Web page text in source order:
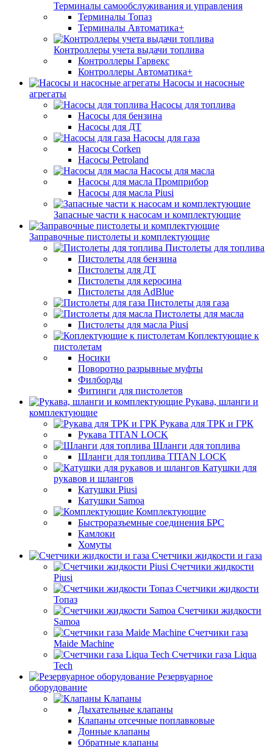
Терминалы самообслуживания и управления
Терминалы Топаз
Терминалы Автоматика+
Контроллеры учета выдачи топлива
Контроллеры Гарвекс
Контроллеры Автоматика+
Насосы и насосные
агрегаты
Насосы для топлива
Насосы для бензина
Насосы для ДТ
Насосы для газа
Насосы Corken
Насосы Petroland
Насосы для масла
Насосы для масла Промприбор
Насосы для масла Piusi
Запасные части к насосам и комплектующие
Заправочные пистолеты и комплектующие
Пистолеты для топлива
Пистолеты для бензина
Пистолеты для ДТ
Пистолеты для керосина
Пистолеты для AdBlue
Пистолеты для газа
Пистолеты для масла
Пистолеты для масла Piusi
Коплектующие к
пистолетам
Носики
Поворотно разрывные муфты
Филборды
Фитинги для пистолетов
Рукава, шланги и
комплектующие
Рукава для ТРК и ГРК
Рукава TITAN LOCK
Шланги для топлива
Шланги для топлива TITAN LOCK
Катушки для
рукавов и шлангов
Катушки Piusi
Катушки Samoa
Комплектующие
Быстроразъемные соединения БРС
Камлоки
Хомуты
Счетчики жидкости и газа
Счетчики жидкости
Piusi
Счетчики жидкости
Топаз
Счетчики жидкости
Samoa
Счетчики газа
Maide Machine
Счетчики газа Liqua
Tech
Резервуарное
оборудование
Клапаны
Дыхательные клапаны
Клапаны отсечные поплавковые
Донные клапаны
Обратные клапаны